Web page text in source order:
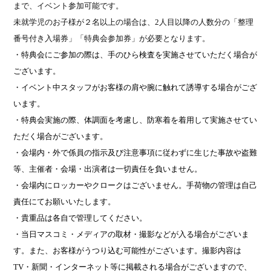
まで、イベント参加可能です。
未就学児のお子様が２名以上の場合は、2 人目以降の人数分の「整理
番号付き入場券」「特典会参加券」が必要となります。
・特典会にご参加の際は、手のひら検査を実施させていただく場合が
ございます。
・イベント中スタッフがお客様の肩や腕に触れて誘導する場合がござ
います。
・特典会実施の際、体調面を考慮し、防寒着を着用して実施させてい
ただく場合がございます。
・会場内・外で係員の指示及び注意事項に従わずに生じた事故や盗難
等、主催者・会場・出演者は一切責任を負いません。
・会場内にロッカーやクロークはございません。手荷物の管理は自己
責任にてお願いいたします。
・貴重品は各自で管理してください。
・当日マスコミ・メディアの取材・撮影などが入る場合がございま
す。また、お客様がうつり込む可能性がございます。撮影内容は
TV ・新聞・インターネット等に掲載される場合がございますので、